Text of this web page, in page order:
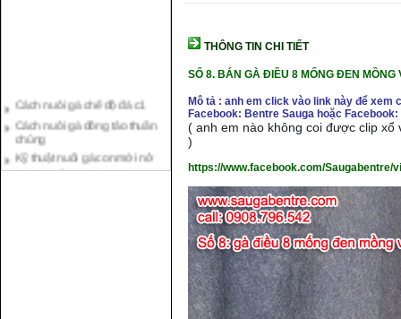
Cách nuôi gà đông tảo thuần
chủng
Kỹ thuật nuôi gà con mới nở
Hướng dẫn nuôi gà đá
THÔNG TIN CHI TIẾT
SỐ 8.BÁN GÀ ĐIỀU 8 MỐNG ĐEN MỒNG
Mô tả : anh em click vào link này để
Facebook: Bentre Sauga hoặc Facebook:
( anh em nào không coi được clip xổ
)
https://www.facebook.com/Saugabentre/